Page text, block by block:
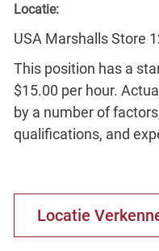
Locatie:
USA Marshalls Store
This position has a
$15.00 per hour.
by a number of
qualifications, and
Locatie